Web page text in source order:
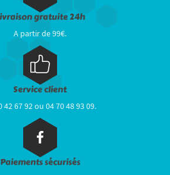
gratuite 24h
A partir de 99€.
Service client
42 67 92 ou 04 70 48 93 09.
Paiements sécurisés